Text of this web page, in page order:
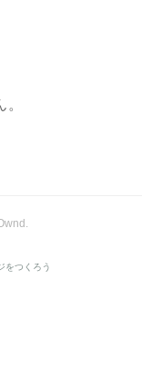
.
をつくろう